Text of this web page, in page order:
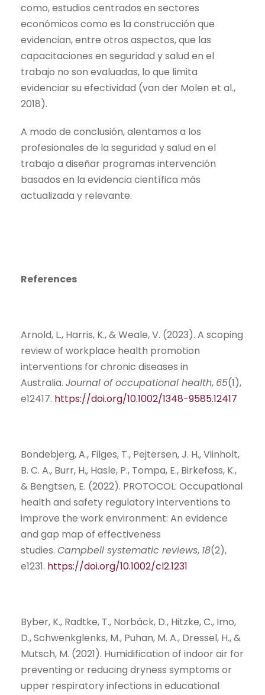
como, estudios centrados en sectores
económicos como es la construcción que
evidencian, entre otros aspectos, que las
capacitaciones en seguridad y salud en el
trabajo no son evaluadas, lo que limita
evidenciar su efectividad (van der Molen et al.,
2018).
A modo de conclusión, alentamos a los
profesionales de la seguridad y salud en el
trabajo a diseñar programas intervención
basados en la evidencia científica más
actualizada y relevante.
References
Arnold, L., Harris, K., & Weale, V. (2023). A scoping
review of workplace health promotion
interventions for chronic diseases in
Australia. Journal of occupational health, 65(1),
e12417. https://doi.org/10.1002/1348-9585.12417
Bondebjerg, A., Filges, T., Pejtersen, J. H., Viinholt,
B. C. A., Burr, H., Hasle, P., Tompa, E., Birkefoss, K.,
& Bengtsen, E. (2022). PROTOCOL: Occupational
health and safety regulatory interventions to
improve the work environment: An evidence
and gap map of effectiveness
studies. Campbell systematic reviews, 18(2),
e1231. https://doi.org/10.1002/cl2.1231
Byber, K., Radtke, T., Norbäck, D., Hitzke, C., Imo,
D., Schwenkglenks, M., Puhan, M. A., Dressel, H., &
Mutsch, M. (2021). Humidification of indoor air for
preventing or reducing dryness symptoms or
upper respiratory infections in educational